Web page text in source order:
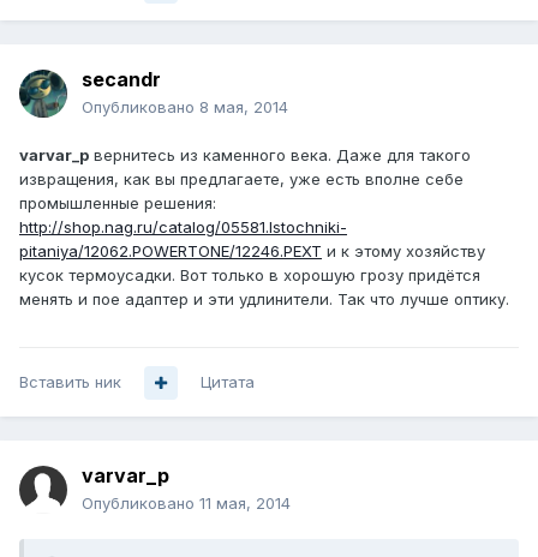
secandr
Опубликовано 8 мая, 2014
varvar_p вернитесь из каменного века. Даже для такого
извращения, как вы предлагаете, уже есть вполне себе
промышленные решения:
http://shop.nag.ru/catalog/05581.Istochniki-
pitaniya/12062.POWERTONE/12246.PEXT и к этому хозяйству
кусок термоусадки. Вот только в хорошую грозу придётся
менять и пое адаптер и эти удлинители. Так что лучше оптику.
Вставить ник Цитата
varvar_p
Опубликовано 11 мая, 2014